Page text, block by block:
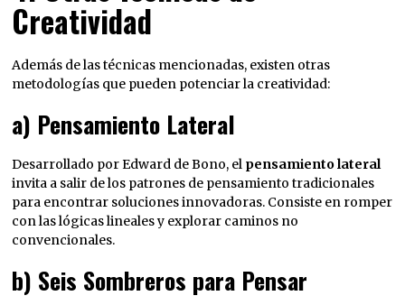
Creatividad
Además de las técnicas mencionadas, existen otras
metodologías que pueden potenciar la creatividad:
a) Pensamiento Lateral
Desarrollado por Edward de Bono, el pensamiento lateral
invita a salir de los patrones de pensamiento tradicionales
para encontrar soluciones innovadoras. Consiste en romper
con las lógicas lineales y explorar caminos no
convencionales.
b) Seis Sombreros para Pensar